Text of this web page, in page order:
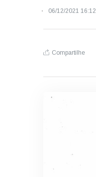
06/12/2021 16:12
Compartilhe